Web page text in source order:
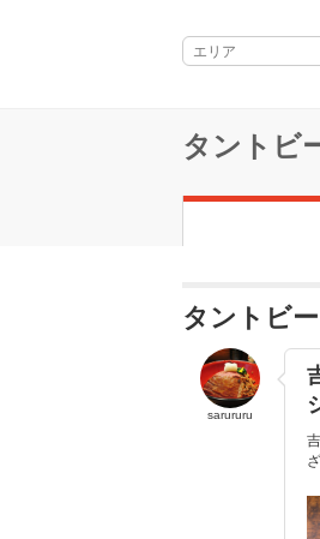
タントビ
タントビ
sarururu